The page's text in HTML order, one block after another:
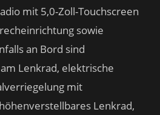
mit 5,0-Zoll-Touchscreen
sowie
an Bord sind
Lenkrad, elektrische
mit
Lenkrad,